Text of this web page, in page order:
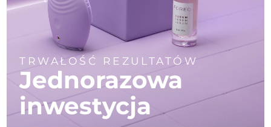
TRWAŁOŚĆ REZULTATÓW
Jednorazowa
inwestycja